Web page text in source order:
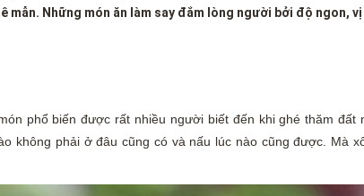
mẫn. Những món ăn làm say đắm lòng người bởi độ ngon,
phổ biến được rất nhiều người biết đến khi ghé thăm đất
không phải ở đâu cũng có và nấu lúc nào cũng được. Mà